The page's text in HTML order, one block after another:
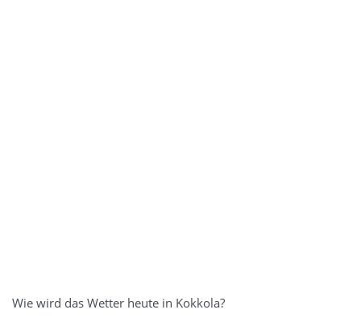
Wie wird das Wetter heute in Kokkola?